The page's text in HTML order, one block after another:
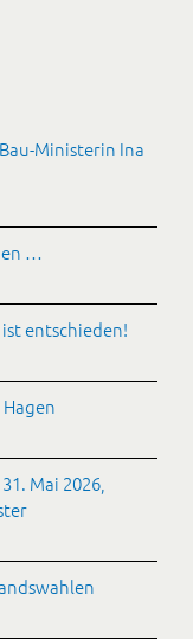
Ministerin Ina
…
entschieden!
Mai 2026,